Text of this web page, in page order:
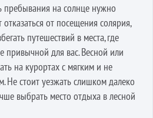
пребывания на солнце нужно
отказаться от посещения солярия,
путешествий в места, где
привычной для вас. Весной или
на курортах с мягким и не
стоит уезжать слишком далеко
выбрать место отдыха в лесной